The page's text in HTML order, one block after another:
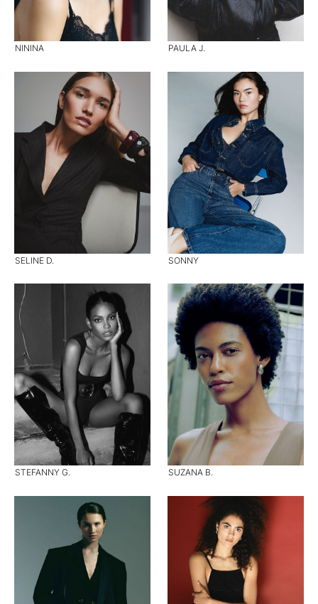
NININA PAULA J.
SELINE D. SONNY
STEFANNY G. SUZANA B.